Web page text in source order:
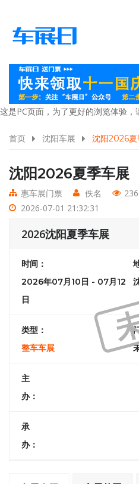
这是PC页面，为了更好的浏览体验，
首页 沈阳车展 沈阳2026夏
沈阳2026夏季车展
惠车展门票 佚名
2026-07-01 21:32:31
2026沈阳夏季车展
时间：
2026年07月10日 - 07月12
日
类型：
整车车展
主
办：
承
办：